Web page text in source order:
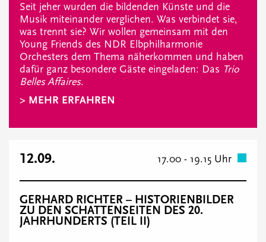
Seit jeher wurden die bildenden Künste und die
Musik miteinander verglichen. Was verbindet sie,
was trennt sie? Wir wollen gemeinsam mit den
Young Friends des NDR Elbphilharmonie
Orchesters dem Thema näherkommen und haben
dafür ganz besondere Gäste eingeladen: Das Trio
Belles Affaires.
> MEHR ERFAHREN
12.09. 17.00 - 19.15 Uhr
GERHARD RICHTER – HISTORIENBILDER
ZU DEN SCHATTENSEITEN DES 20.
JAHRHUNDERTS (TEIL II)